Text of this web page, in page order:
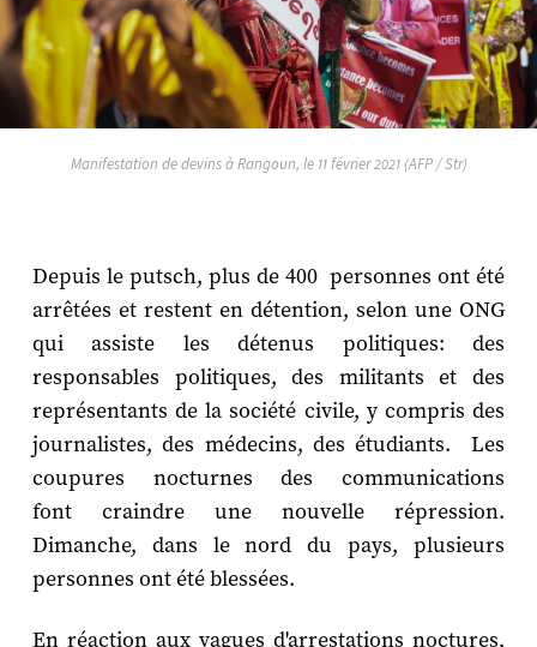
Manifestation de devins à Rangoun, le 11 février 2021 (AFP / Str)
Depuis le putsch, plus de 400 personnes ont été
arrêtées et restent en détention, selon une ONG
qui assiste les détenus politiques: des
responsables politiques, des militants et des
représentants de la société civile, y compris des
journalistes, des médecins, des étudiants. Les
coupures nocturnes des communications
font craindre une nouvelle répression.
Dimanche, dans le nord du pays, plusieurs
personnes ont été blessées.
En réaction aux vagues d'arrestations noctures,